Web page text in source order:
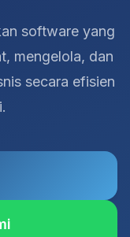
software yang
mengelola, dan
secara efisien